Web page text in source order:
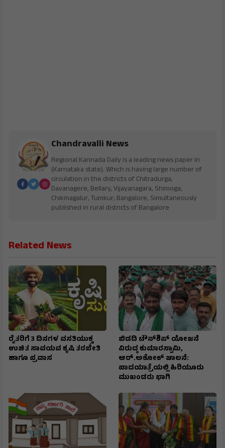
Chandravalli News
Regional Kannada Daily is a leading news paper in
(Karnataka state). Which is having large number of
circulation in the districts of Chitradurga,
Davanagere, Bellary, Vijayanagara, Shimoga,
Chikmagalur, Tumkur, Bangalore, Simultaneously
published in rural districts of Bangalore
Related News
ರೈತರಿಗೆ 3 ದಿನಗಳ ವಸತಿಯುಕ್ತ
ಉಚಿತ ಸಾವಯವ ಕೃಷಿ ತರಬೇತಿ
ಹಾಗೂ ಪ್ರವಾಸ
ಬಿಡದಿ ಟೌನ್‌ಶಿಪ್‌ ಯೋಜನೆ
ವಿರುದ್ಧ ಕುಮಾರಸ್ವಾಮಿ,
ಆರ್.ಅಶೋಕ್ ಚಾಲನೆ:
ಪಾದಯಾತ್ರೆಯಲ್ಲಿ ಹಿರಿಯೂರು
ಮುಖಂಡರು ಭಾಗಿ